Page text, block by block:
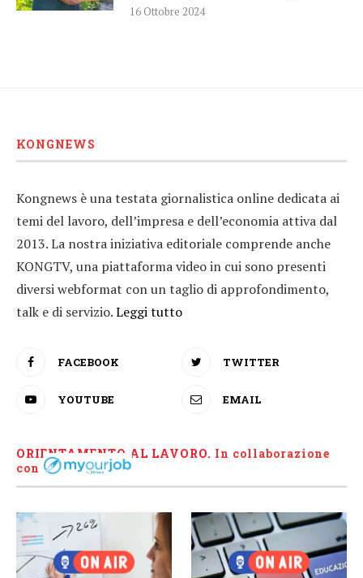
16 Ottobre 2024
KONGNEWS
Kongnews è una testata giornalistica online dedicata ai
temi del lavoro, dell’impresa e dell’economia attiva dal
2013. La nostra iniziativa editoriale comprende anche
KONGTV, una piattaforma video in cui sono presenti
diversi webformat con un taglio di approfondimento,
talk e di servizio.Leggi tutto
FACEBOOK TWITTER
YOUTUBE EMAIL
ORIENTAMENTO AL LAVORO. In collaborazione
con